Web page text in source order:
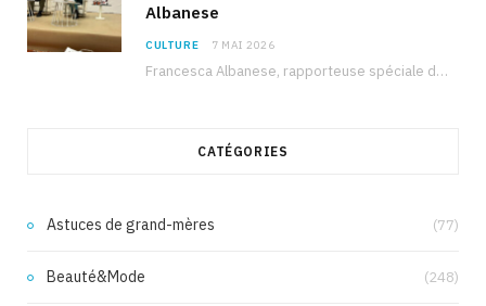
Albanese
CULTURE 7 MAI 2026
Francesca Albanese, rapporteuse spéciale de l’ONU sur les territoires palestiniens occupés, était à Tunis pour…
CATÉGORIES
Astuces de grand-mères (77)
Beauté&Mode (248)